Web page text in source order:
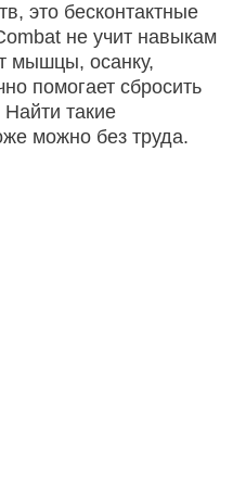
это бесконтактные
не учит навыкам
мышцы, осанку,
помогает сбросить
такие
можно без труда.